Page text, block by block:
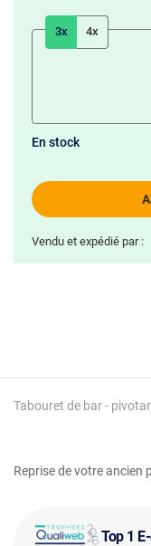
Top 1
Reprise de votre ancien
Tabouret de bar -
3x 4x
En stock
Vendu et expédié par :